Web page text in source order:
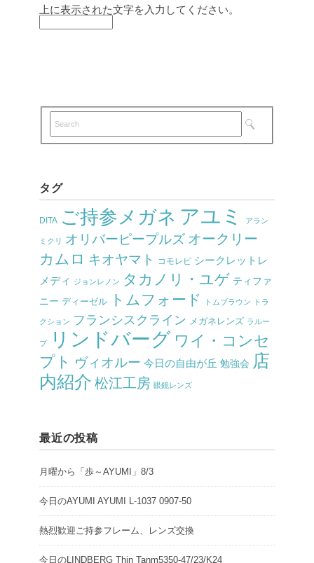
上に表示された文字を入力してください。
タグ
DITA ご持参メガネ アユミ アラン
ミクリ オリバーピープルズ オークリー
カムロ キオヤマト コモレビ シークレットレ
メディ
ジョンレノン タカノリ・ユゲ ティファ
ニー ディーゼル トムフォード トムブラウン トラ
クション フランシスクライン メガネレンズ ラルー
プ リンドバーグ ワイ・コンセ
プト ヴィオルー 今日の自由が丘 勉強会 店
内紹介 松江工房 眼鏡レンズ
最近の投稿
月曜から「歩～AYUMI」8/3
今日のAYUMI AYUMI L-1037 0907-50
熱烈歓迎ご持参フレーム、レンズ交換
今日のLINDBERG Thin Tanm5350-47/23/K24